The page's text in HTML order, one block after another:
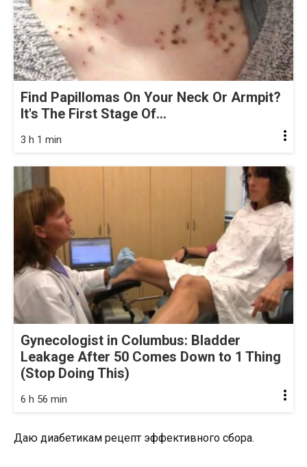
Find Papillomas On Your Neck Or Armpit?
It's The First Stage Of...
3 h 1 min
Gynecologist in Columbus: Bladder
Leakage After 50 Comes Down to 1 Thing
(Stop Doing This)
6 h 56 min
Даю диабетикам рецепт эффективного сбора.